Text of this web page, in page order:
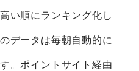
い順にランキング化し
データは毎朝自動的に
。ポイントサイト経由